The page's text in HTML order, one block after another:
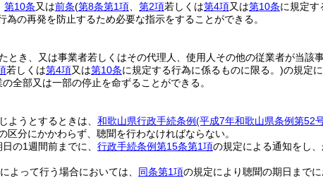
第10条又は前条(第8条第1項 第2項若しくは第4項又は第10条に規定す
の再発を防止するため必要な指示をすることができる。
とき、又は事業者若しくはその代理人、使用人その他の従業者が当該
若しくは第4項又は第10条に規定する行為に係るものに限る。)の規定
全部又は一部の停止を命ずることができる。
ようとするときは、 和歌山県行政手続条例(平成7年和歌山県条例第52
分にかかわらず、聴聞を行わなければならない。
の1週間前までに、 行政手続条例第15条第1項の規定による通知をし
よって行う場合においては、 同条第1項の規定により聴聞の期日まで